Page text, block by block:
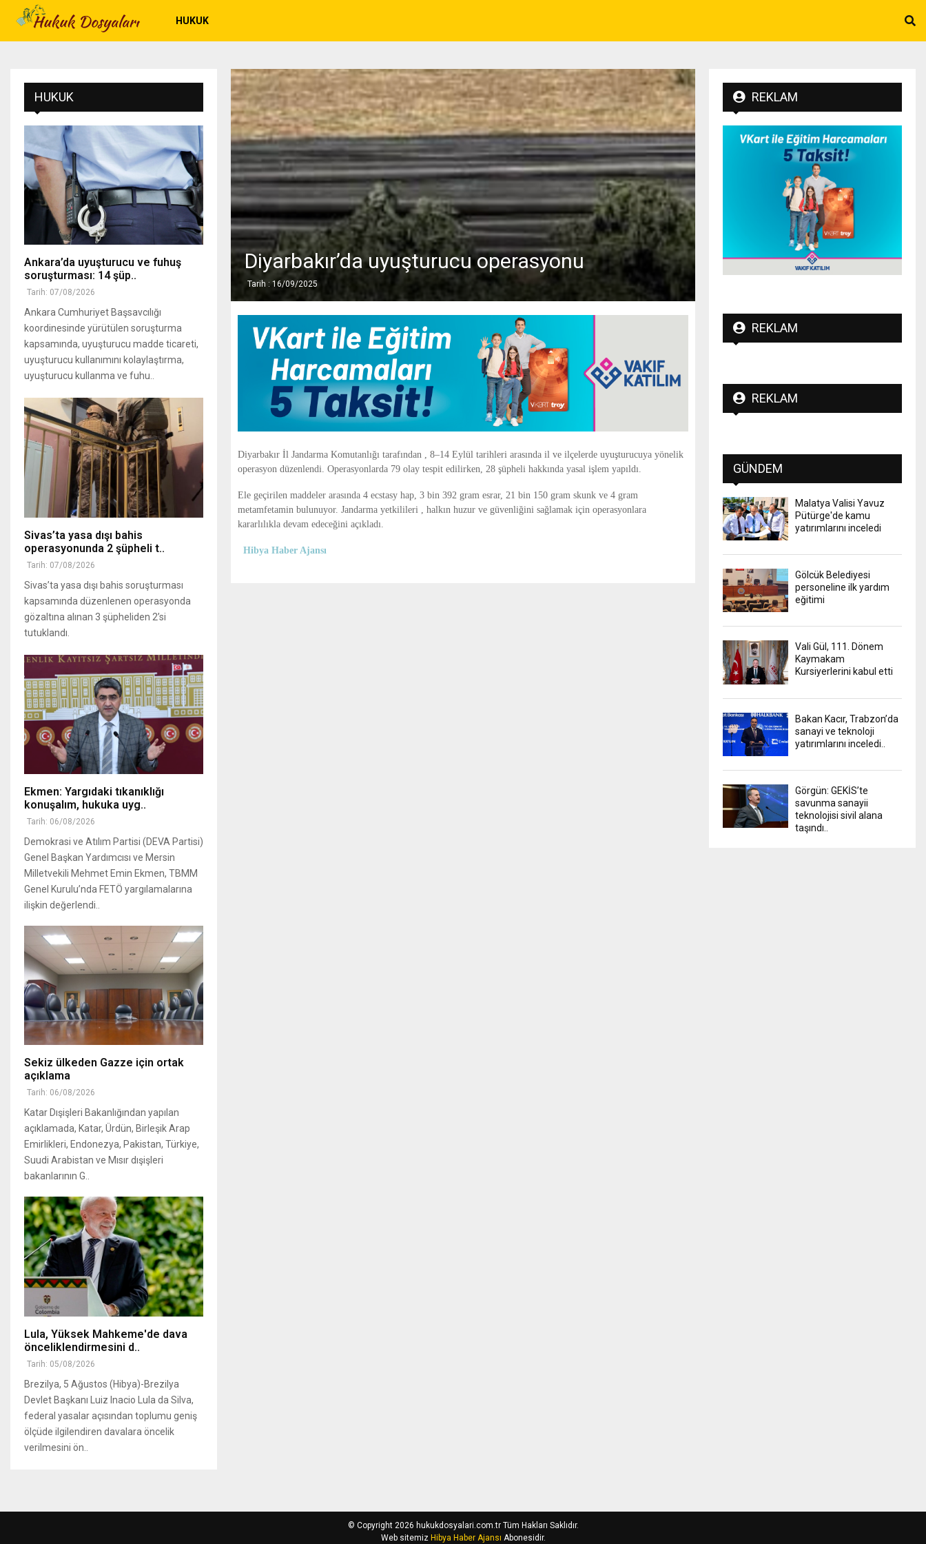
HUKUK
Diyarbakır’da uyuşturucu operasyonu
Tarih : 16/09/2025
Diyarbakır İl Jandarma Komutanlığı tarafından , 8–14 Eylül tarihleri arasında il ve ilçelerde uyuşturucuya yönelik
operasyon düzenlendi. Operasyonlarda 79 olay tespit edilirken, 28 şüpheli hakkında yasal işlem yapıldı.
Ele geçirilen maddeler arasında 4 ecstasy hap, 3 bin 392 gram esrar, 21 bin 150 gram skunk ve 4 gram
metamfetamin bulunuyor. Jandarma yetkilileri , halkın huzur ve güvenliğini sağlamak için operasyonlara
kararlılıkla devam edeceğini açıkladı.
Hibya Haber Ajansı
HUKUK
Ankara’da uyuşturucu ve fuhuş
soruşturması: 14 şüp..
Tarih: 07/08/2026
Ankara Cumhuriyet Başsavcılığı
koordinesinde yürütülen soruşturma
kapsamında, uyuşturucu madde ticareti,
uyuşturucu kullanımını kolaylaştırma,
uyuşturucu kullanma ve fuhu..
Sivas’ta yasa dışı bahis
operasyonunda 2 şüpheli t..
Tarih: 07/08/2026
Sivas’ta yasa dışı bahis soruşturması
kapsamında düzenlenen operasyonda
gözaltına alınan 3 şüpheliden 2’si
tutuklandı.
Ekmen: Yargıdaki tıkanıklığı
konuşalım, hukuka uyg..
Tarih: 06/08/2026
Demokrasi ve Atılım Partisi (DEVA Partisi)
Genel Başkan Yardımcısı ve Mersin
Milletvekili Mehmet Emin Ekmen, TBMM
Genel Kurulu’nda FETÖ yargılamalarına
ilişkin değerlendi..
Sekiz ülkeden Gazze için ortak
açıklama
Tarih: 06/08/2026
Katar Dışişleri Bakanlığından yapılan
açıklamada, Katar, Ürdün, Birleşik Arap
Emirlikleri, Endonezya, Pakistan, Türkiye,
Suudi Arabistan ve Mısır dışişleri
bakanlarının G..
Lula, Yüksek Mahkeme'de dava
önceliklendirmesini d..
Tarih: 05/08/2026
Brezilya, 5 Ağustos (Hibya)-Brezilya
Devlet Başkanı Luiz Inacio Lula da Silva,
federal yasalar açısından toplumu geniş
ölçüde ilgilendiren davalara öncelik
verilmesini ön..
REKLAM
REKLAM
REKLAM
GÜNDEM
Malatya Valisi Yavuz
Pütürge'de kamu
yatırımlarını inceledi
Gölcük Belediyesi
personeline ilk yardım
eğitimi
Vali Gül, 111. Dönem
Kaymakam
Kursiyerlerini kabul etti
Bakan Kacır, Trabzon’da
sanayi ve teknoloji
yatırımlarını inceledi..
Görgün: GEKİS’te
savunma sanayii
teknolojisi sivil alana
taşındı..
© Copyright 2026 hukukdosyalari.com.tr Tüm Hakları Saklıdır.
Web sitemiz Hibya Haber Ajansı Abonesidir.